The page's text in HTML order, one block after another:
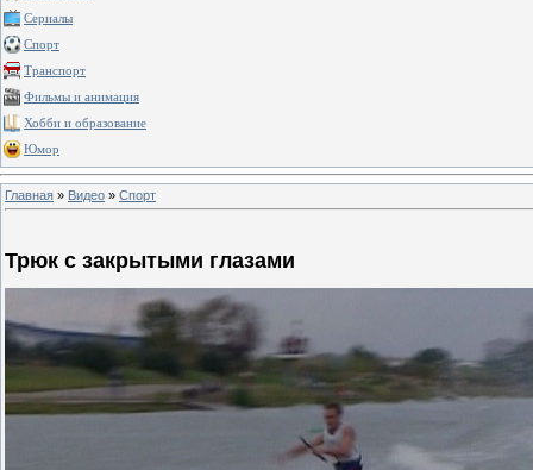
Сериалы
Спорт
Транспорт
Фильмы и анимация
Хобби и образование
Юмор
Главная » Видео » Спорт
Трюк с закрытыми глазами